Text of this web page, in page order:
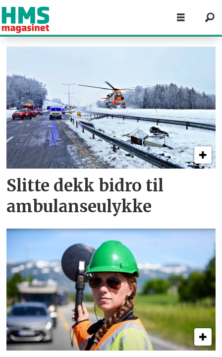
trafikksikkerhet
Slitte dekk bidro til
ambulanse­ulykke